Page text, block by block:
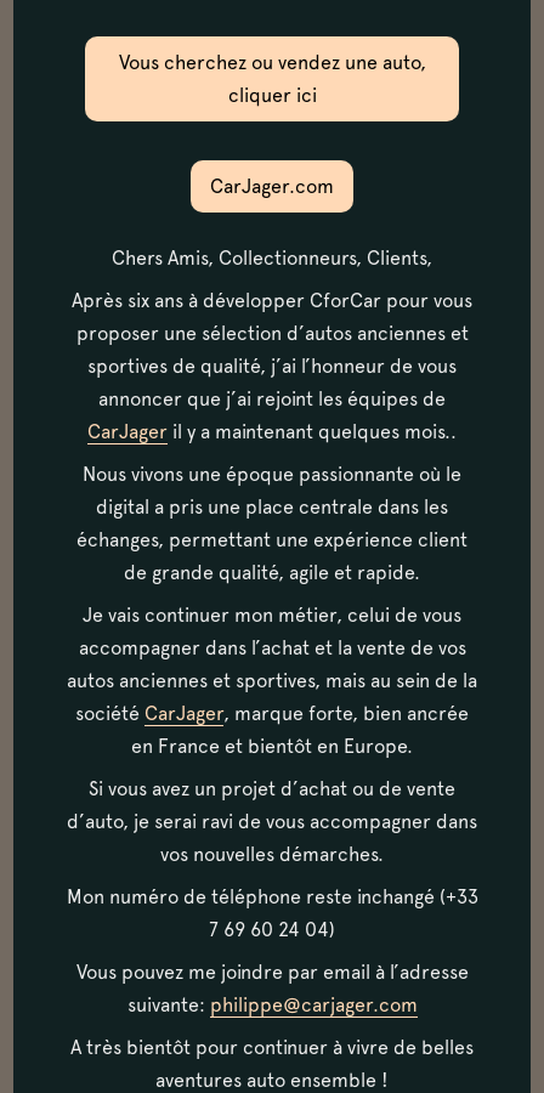
Le Tour Auto, c’est l’événement de l’année,
avec plus de 250 voitures, réparties en
deux catégories: régularité et compétition.
Vous cherchez ou vendez une auto,
cliquer ici
CarJager.com
Chers Amis, Collectionneurs, Clients,
Après six ans à développer CforCar pour vous
proposer une sélection d’autos anciennes et
sportives de qualité, j’ai l’honneur de vous
annoncer que j’ai rejoint les équipes de
CarJager il y a maintenant quelques mois..
Nous vivons une époque passionnante où le
digital a pris une place centrale dans les
échanges, permettant une expérience client
de grande qualité, agile et rapide.
Je vais continuer mon métier, celui de vous
accompagner dans l’achat et la vente de vos
autos anciennes et sportives, mais au sein de la
société CarJager, marque forte, bien ancrée
en France et bientôt en Europe.
Si vous avez un projet d’achat ou de vente
d’auto, je serai ravi de vous accompagner dans
vos nouvelles démarches.
Mon numéro de téléphone reste inchangé (+33
7 69 60 24 04)
Vous pouvez me joindre par email à l’adresse
suivante: philippe@carjager.com
A très bientôt pour continuer à vivre de belles
aventures auto ensemble !